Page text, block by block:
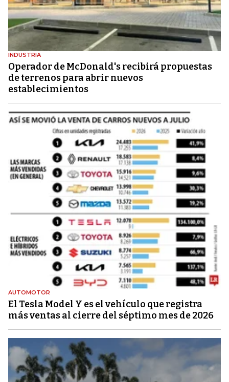
INDUSTRIA
Operador de McDonald's recibirá propuestas
de terrenos para abrir nuevos
establecimientos
AUTOMOTOR
El Tesla Model Y es el vehículo que registra
más ventas al cierre del séptimo mes de 2026